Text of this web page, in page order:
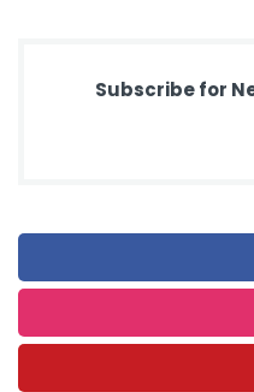
Subscribe for